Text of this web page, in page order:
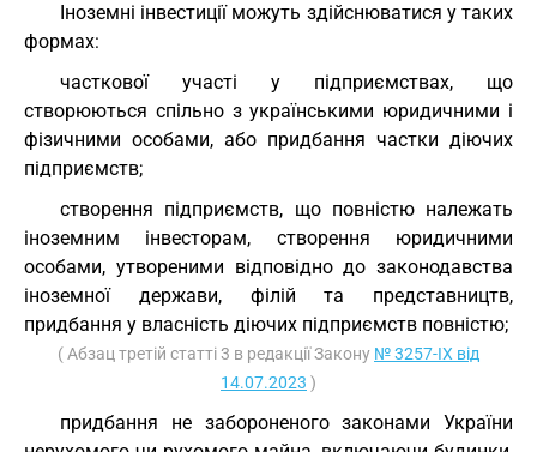
Іноземні інвестиції можуть здійснюватися у таких
формах:
часткової участі у підприємствах, що
створюються спільно з українськими юридичними і
фізичними особами, або придбання частки діючих
підприємств;
створення підприємств, що повністю належать
іноземним інвесторам, створення юридичними
особами, утвореними відповідно до законодавства
іноземної держави, філій та представництв,
придбання у власність діючих підприємств повністю;
( Абзац третій статті 3 в редакції Закону № 3257-IX від
14.07.2023 )
придбання не забороненого законами України